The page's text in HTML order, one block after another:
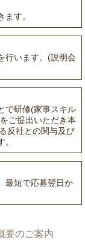
す。
行います。(説明会
で研修(家事スキル
ご提出いただき本
反社との関与及び
最短で応募翌日か
要のご案内